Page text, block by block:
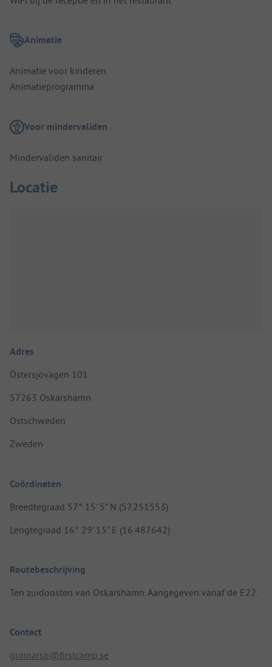
Animatie
Animatie voor kinderen
Animatieprogramma
Voor mindervaliden
Mindervaliden sanitair
Locatie
Adres
Östersjövägen 101
57263 Oskarshamn
Ostschweden
Zweden
Coördinaten
Breedtegraad 57° 15' 5" N (57.251553)
Lengtegraad 16° 29' 15" E (16.487642)
Routebeschrijving
Ten zuidoosten van Oskarshamn. Aangegeven vanaf de E22.
Contact
gunnarso@firstcamp.se